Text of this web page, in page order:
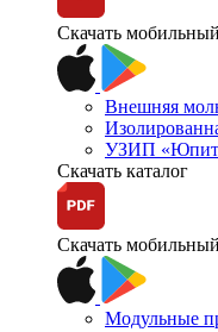
Скачать
Внешняя
УЗИП
Скачать каталог
Скачать
Модульные